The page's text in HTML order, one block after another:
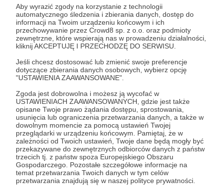
Aby wyrazić zgody na korzystanie z technologii
automatycznego śledzenia i zbierania danych, dostęp do
informacji na Twoim urządzeniu końcowym i ich
przechowywanie przez Crowd8 sp. z o.o. oraz podmioty
zewnętrzne, które wspierają nas w prowadzeniu działalności,
kliknij AKCEPTUJĘ I PRZECHODZĘ DO SERWISU.
Jeśli chcesz dostosować lub zmienić swoje preferencje
dotyczące zbierania danych osobowych, wybierz opcję
"USTAWIENIA ZAAWANSOWANE".
Zgoda jest dobrowolna i możesz ją wycofać w
USTAWIENIACH ZAAWANSOWANYCH, gdzie jest także
opisane Twoje prawo żądania dostępu, sprostowania,
usunięcia lub ograniczenia przetwarzania danych, a także w
dowolnym momencie za pomocą ustawień Twojej
przeglądarki w urządzeniu końcowym. Pamiętaj, że w
zależności od Twoich ustawień, Twoje dane będą mogły być
przekazywane do zewnętrznych odbiorców danych z państw
trzecich tj. z państw spoza Europejskiego Obszaru
Gospodarczego. Pozostałe szczegółowe informacje na
temat przetwarzania Twoich danych w tym celów
przetwarzania znajdują się w naszej polityce prywatności.
Dziękuję za Twoje wsparcie!
Patroni: 0
50 zł miesięcznie
Dziękuję za Twoje wsparcie!
Patroni: 0
100 zł miesięcznie